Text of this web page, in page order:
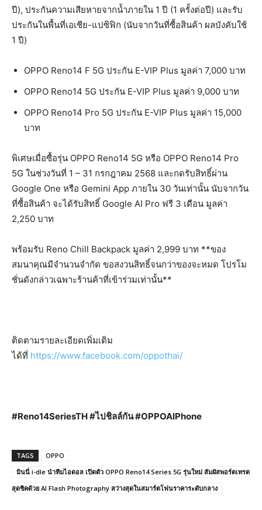
ปี), ประกันความเสียหายจากนํ้าภายใน 1 ปี (1 ครั้งต่อปี) และรับ
ประกันในพื้นที่เอเชีย-แปซิฟิก (นับจากวันที่ซื้อสินค้า ผลบังคับใช้
1 ปี)
OPPO Reno14 F 5G ประกัน E-VIP Plus มูลค่า 7,000 บาท
OPPO Reno14 5G ประกัน E-VIP Plus มูลค่า 9,000 บาท
OPPO Reno14 Pro 5G ประกัน E-VIP Plus มูลค่า 15,000
บาท
พิเศษเมื่อซื้อรุ่น OPPO Reno14 5G หรือ OPPO Reno14 Pro
5G ในช่วงวันที่ 1 – 31 กรกฎาคม 2568 และกดรับสิทธิ์ผ่าน
Google One หรือ Gemini App ภายใน 30 วันเท่านั้น นับจากวัน
ที่ซื้อสินค้า จะได้รับสิทธิ์ Google AI Pro ฟรี 3 เดือน มูลค่า
2,250 บาท
พร้อมรับ Reno Chill Backpack มูลค่า 2,999 บาท **ของ
สมนาคุณมีจำนวนจำกัด ขอสงวนสิทธิ์จนกว่าของจะหมด โปรโม
ชั่นดังกล่าวเฉพาะร้านค้าที่เข้าร่วมเท่านั้น**
ติดตามรายละเอียดเพิ่มเติม
ได้ที่ https://www.facebook.com/oppothai/
#Reno14SeriesTH #ไปชิลล์กัน #OPPOAIPhone
TAGS
OPPO
มินนี่ i-dle นำทีมไอดอล เปิดตัว OPPO Reno14 Series 5G รุ่นใหม่ สัมผัสพอร์ตเทรต
สุดชิคด้วย AI Flash Photography สว่างสุดในสมาร์ตโฟนราคาระดับกลาง